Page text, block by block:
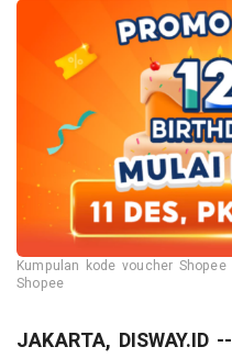
Kumpulan kode voucher
Shopee
JAKARTA, DISWAY.ID --